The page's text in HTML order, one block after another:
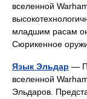
вселенной
младшим расам
Сюрикенное
Язык Эльдар —
вселенной
Эльдаров.